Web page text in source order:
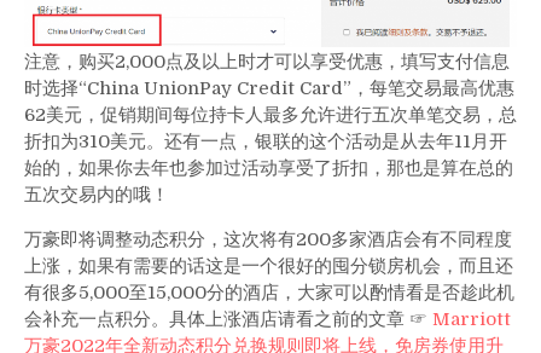
注意，购买2,000点及以上时才可以享受优惠，填写支付信息
时选择“China UnionPay Credit Card”，每笔交易最高优惠
62美元，促销期间每位持卡人最多允许进行五次单笔交易，总
折扣为310美元。还有一点，银联的这个活动是从去年11月开
始的，如果你去年也参加过活动享受了折扣，那也是算在总的
五次交易内的哦！
万豪即将调整动态积分，这次将有200多家酒店会有不同程度
上涨，如果有需要的话这是一个很好的囤分锁房机会，而且还
有很多5,000至15,000分的酒店，大家可以酌情看是否趁此机
会补充一点积分。具体上涨酒店请看之前的文章 ☞ Marriott
万豪2022年全新动态积分兑换规则即将上线，免房券使用升